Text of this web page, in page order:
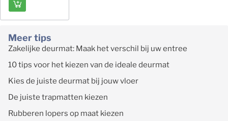
Meer tips
Zakelijke deurmat: Maak het verschil bij uw entree
10 tips voor het kiezen van de ideale deurmat
Kies de juiste deurmat bij jouw vloer
De juiste trapmatten kiezen
Rubberen lopers op maat kiezen